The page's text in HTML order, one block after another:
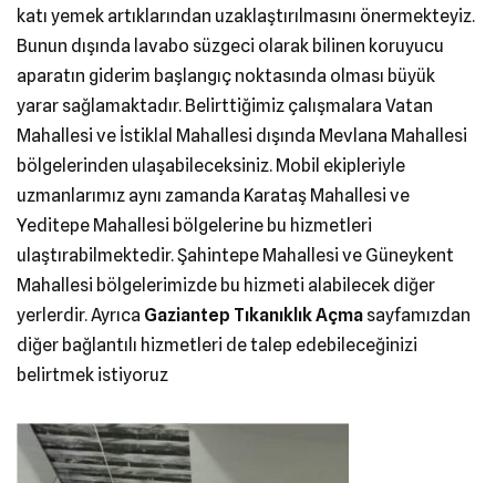
katı yemek artıklarından uzaklaştırılmasını önermekteyiz.
Bunun dışında lavabo süzgeci olarak bilinen koruyucu
aparatın giderim başlangıç noktasında olması büyük
yarar sağlamaktadır. Belirttiğimiz çalışmalara Vatan
Mahallesi ve İstiklal Mahallesi dışında Mevlana Mahallesi
bölgelerinden ulaşabileceksiniz. Mobil ekipleriyle
uzmanlarımız aynı zamanda Karataş Mahallesi ve
Yeditepe Mahallesi bölgelerine bu hizmetleri
ulaştırabilmektedir. Şahintepe Mahallesi ve Güneykent
Mahallesi bölgelerimizde bu hizmeti alabilecek diğer
yerlerdir. Ayrıca Gaziantep Tıkanıklık Açma sayfamızdan
diğer bağlantılı hizmetleri de talep edebileceğinizi
belirtmek istiyoruz